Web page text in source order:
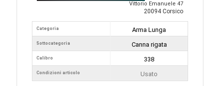
Vittorio Emanuele 47
20094 Corsico
Categoria
Sottocategoria
Calibro
Condizioni articolo
Arma Lunga
Canna rigata
338
Usato